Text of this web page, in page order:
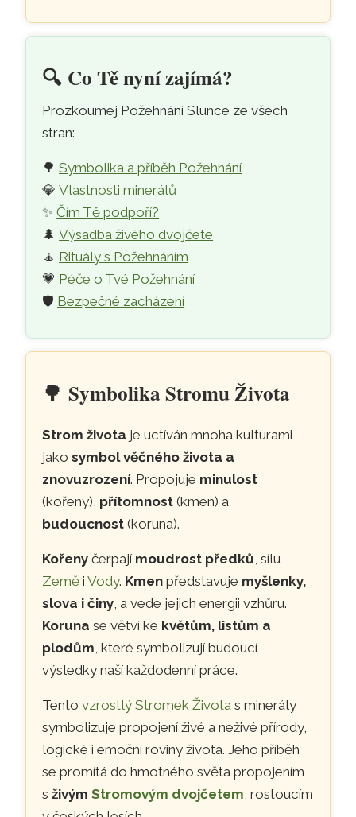
🔍️ Co Tě nyní zajímá?
Prozkoumej Požehnání Slunce ze všech
stran:
🌳Symbolika a příběh Požehnání
💎Vlastnosti minerálů
✨Čím Tě podpoří?
🌲Výsadba živého dvojčete
🧘 Rituály s Požehnáním
💗 Péče o Tvé Požehnání
🛡️ Bezpečné zacházení
🌳Symbolika Stromu Života
Strom života je uctíván mnoha kulturami
jakosymbol věčného života a
znovuzrození. Propojuje minulost
(kořeny), přítomnost (kmen) a
budoucnost (koruna).
Kořeny čerpají moudrost předků, sílu
Země iVody. Kmen představuje myšlenky,
slova i činy, a vede jejich energii vzhůru.
Koruna se větví ke květům, listům a
plodům, které symbolizují budoucí
výsledky naší každodenní práce.
Tentovzrostlý Stromek Života s minerály
symbolizuje propojení živé a neživé přírody,
logické i emoční roviny života. Jeho příběh
se promítá do hmotného světa propojením
sživýmStromovým dvojčetem, rostoucím